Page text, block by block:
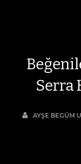
Serra
AYŞE BEGÜM